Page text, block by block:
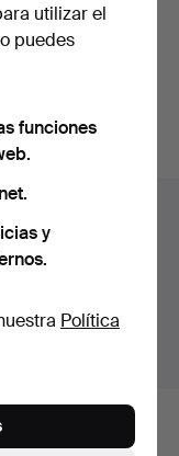
utilizar el
puedes
funciones
y
Política